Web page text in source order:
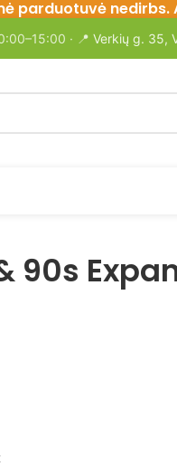
parduotuvė
· 📍 Verkių g. 35,
90s